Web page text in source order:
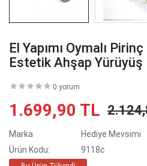
El Yapımı Oymalı
Estetik Ahşap
0 yorum
1.699,90 TL
Marka
Hediye Mevsimi
Ürün Kodu:
9118c